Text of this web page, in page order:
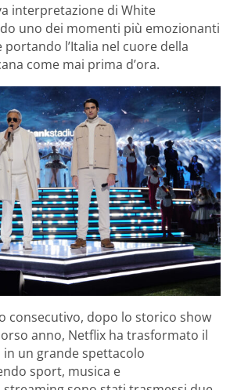
interpretazione di White
uno dei momenti più emozionanti
portando l’Italia nel cuore della
come mai prima d’ora.
consecutivo, dopo lo storico show
anno, Netflix ha trasformato il
un grande spettacolo
sport, musica e